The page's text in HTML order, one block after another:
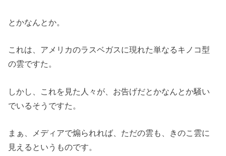
とかなんとか。
これは、アメリカのラスベガスに現れた単なるキノコ型
の雲ですた。
しかし、これを見た人々が、お告げだとかなんとか騒い
でいるそうですた。
まぁ、メディアで煽られれば、ただの雲も、きのこ雲に
見えるというものです。